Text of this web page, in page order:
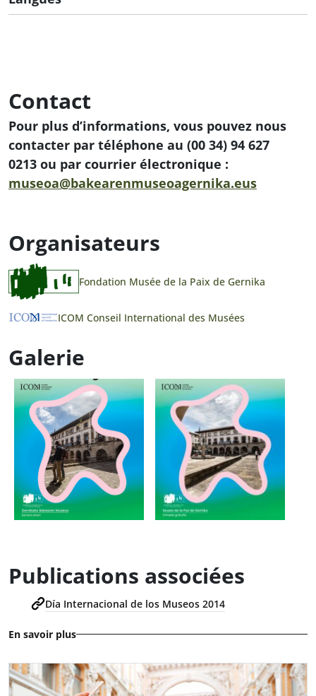
Contact
Pour plus d’informations, vous pouvez nous
contacter par téléphone au (00 34) 94 627
0213 ou par courrier électronique :
museoa@bakearenmuseoagernika.eus
Organisateurs
Fondation Musée de la Paix de Gernika
ICOM Conseil International des Musées
Galerie
Publications associées
Día Internacional de los Museos 2014
En savoir plus